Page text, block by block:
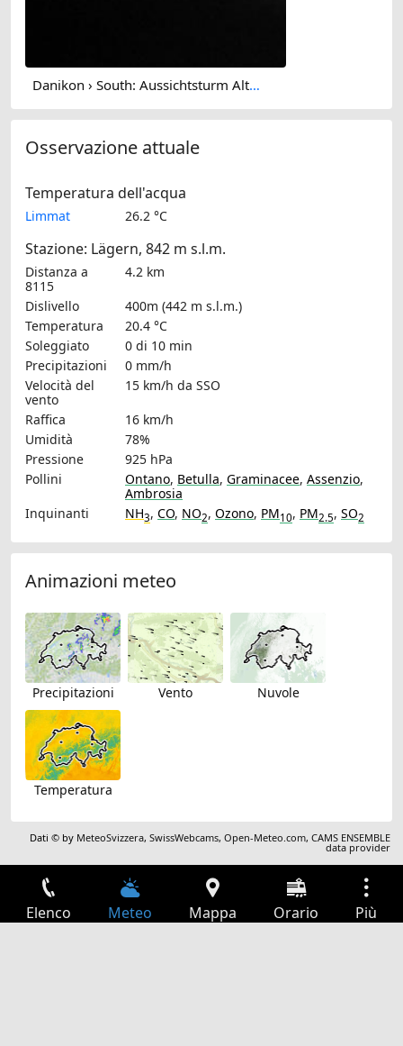
Danikon › South: Aussichtsturm Altberg - Geroldswil
Osservazione attuale
Temperatura dell'acqua
Limmat 26.2 °C
Stazione: Lägern, 842 m s.l.m.
Distanza a
8115
4.2 km
Dislivello
400m (442 m s.l.m.)
Temperatura
20.4 °C
Soleggiato
0 di 10 min
Precipitazioni
0 mm/h
Velocità del
vento
15 km/h da SSO
Raffica
16 km/h
Umidità
78%
Pressione
925 hPa
Pollini
Ontano, Betulla, Graminacee, Assenzio,
Ambrosia
Inquinanti
NH3, CO, NO2, Ozono, PM10, PM2.5, SO2
Animazioni meteo
Precipitazioni Vento Nuvole
Temperatura
Dati © by MeteoSvizzera,SwissWebcams,Open-Meteo.com,CAMS ENSEMBLE
data provider
Elenco Meteo Mappa Orario Più